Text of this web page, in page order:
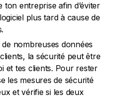
ton entreprise afin d’éviter
plus tard à cause de
de nombreuses données
la sécurité peut être
et tes clients. Pour rester
les mesures de sécurité
et vérifie si les deux